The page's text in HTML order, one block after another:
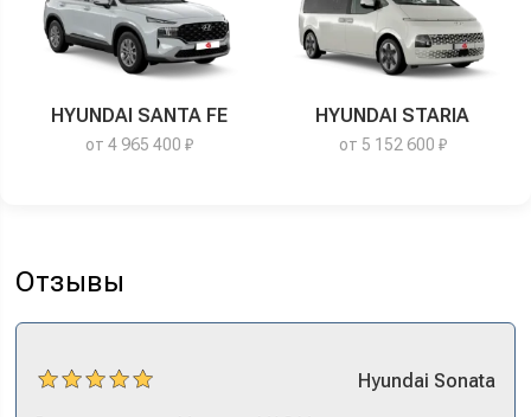
HYUNDAI SANTA FE
от 4 965 400 ₽
HYUNDAI STARIA
от 5 152 600 ₽
Отзывы
Hyundai Sonata